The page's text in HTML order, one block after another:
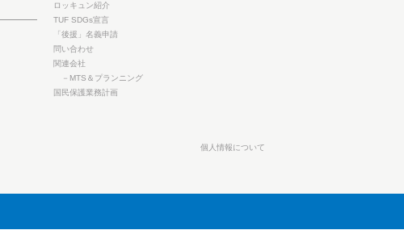
ロッキュン紹介
TUF SDGs宣言
「後援」名義申請
問い合わせ
関連会社
－MTS＆プランニング
国民保護業務計画
個人情報について